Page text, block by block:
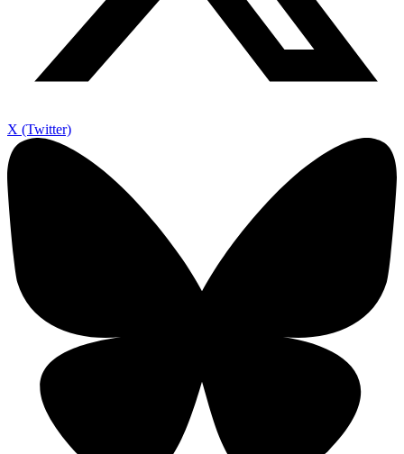
X (Twitter)